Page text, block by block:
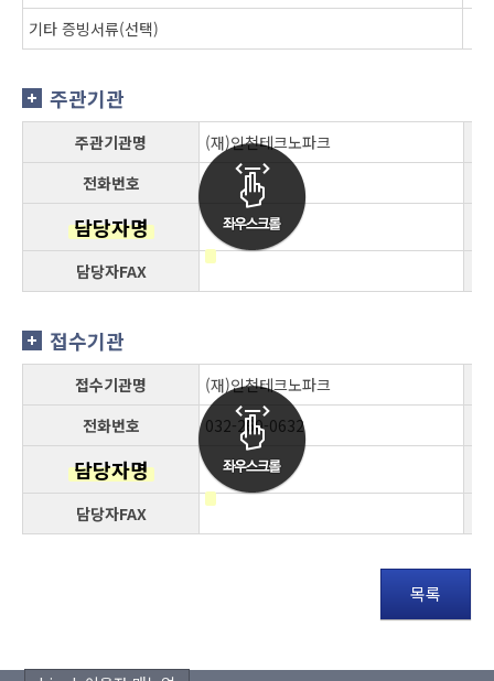
기타 증빙서류(선택)
주관기관
주관기관명
(재)인천테크노파크
전화번호
담당자명
담당자FAX
접수기관
접수기관명
(재)인천테크노파크
전화번호
032-260-0632
담당자명
담당자FAX
목록